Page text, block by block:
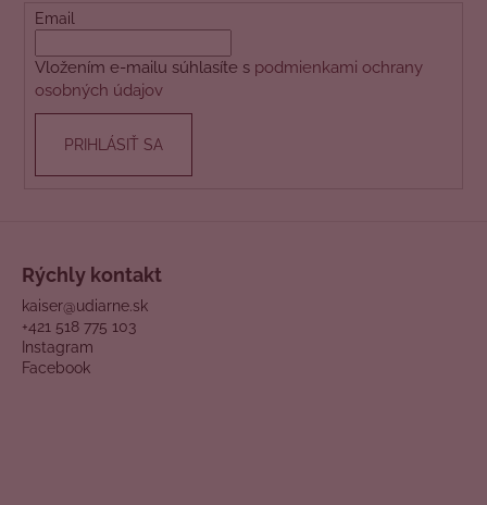
Email
Vložením e-mailu súhlasíte s podmienkami ochrany
osobných údajov
PRIHLÁSIŤ SA
Rýchly kontakt
kaiser@udiarne.sk
+421 518 775 103
Instagram
Facebook